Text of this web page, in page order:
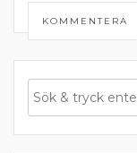
KOMMENTERA